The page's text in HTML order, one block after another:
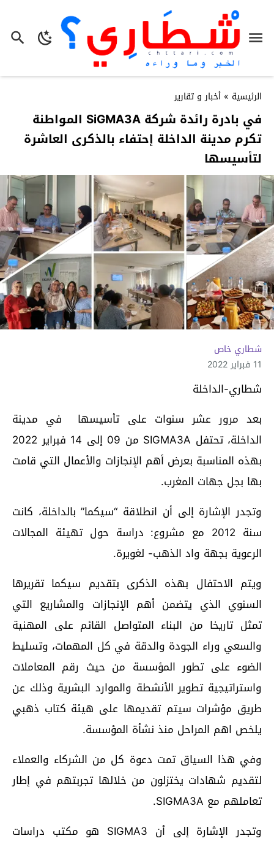
الرئيسية » أخبار و تقارير
في بادرة رائدة شركة SiGMA3A المواطنة
تكرم مدينة الداخلة إحتفاء بالذكرى العاشرة
لتأسيسها
شطاري خاص
11 فبراير 2022
شطاري-الداخلة
بعد مرور عشر سنوات على تأسيسها في مدينة
الداخلة، تحتفل SIGMA3A من 09 إلى 14 فبراير 2022
بهذه المناسبة بعرض أهم الإنجازات والأعمال التي قامت
بها بجل جهات المغرب.
وتجدر الإشارة إلى أن انطلاقة “سيكما” بالداخلة، كانت
سنة 2012 مع مشروع: دراسة حول تهيئة المجالات
الرعوية بجهة واد الذهب- لغويرة.
ويتم الاحتفال بهذه الذكرى بتقديم سيكما تقريرها
السنوي الذي يتضمن أهم الإنجازات والمشاريع التي
تمثل تاريخا من البناء المتواصل القائم على المهنية
والسعي وراء الجودة والدقة في كل المهمات، وتسليط
الضوء على تطور المؤسسة من حيث رقم المعاملات
واستراتيجية تطوير الأنشطة والموارد البشرية وذلك عن
طريق مؤشرات سيتم تقديمها على هيئة كتاب ذهبي
يلخص اهم المراحل منذ نشأة المؤسسة.
وفي هذا السياق تمت دعوة كل من الشركاء والعملاء
لتقديم شهادات يختزلون من خلالها تجربتهم في إطار
تعاملهم مع SIGMA3A.
وتجدر الإشارة إلى أن SIGMA3 هو مكتب دراسات